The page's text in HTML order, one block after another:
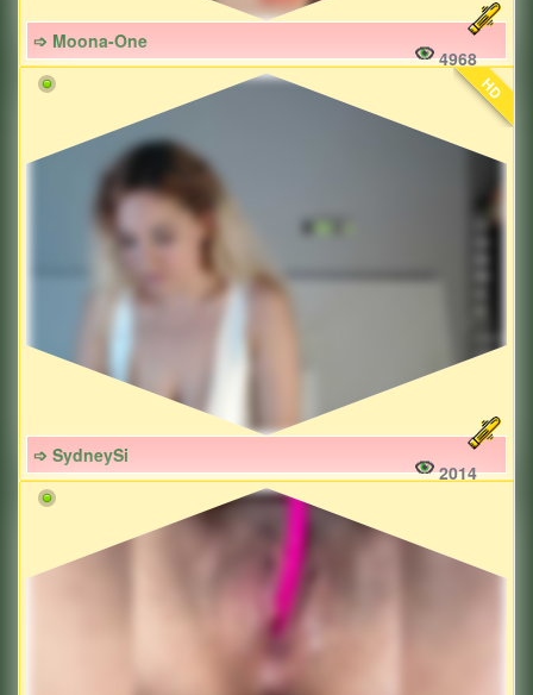
➩ Moona-One
4968
HD
➩ SydneySi
2014